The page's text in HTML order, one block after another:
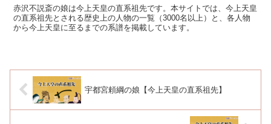
赤沢不説斎の娘は今上天皇の直系祖先です。本サイトでは、今上天皇
の直系祖先とされる歴史上の人物の一覧（3000名以上）と、各人物
から今上天皇に至るまでの系譜を掲載しています。
宇都宮頼綱の娘【今上天皇の直系祖先】